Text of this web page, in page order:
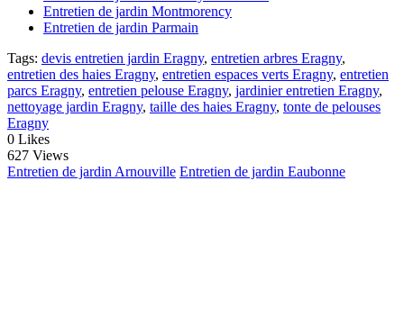
Entretien de jardin Montmorency
Entretien de jardin Parmain
Tags: devis entretien jardin Eragny, entretien arbres Eragny,
entretien des haies Eragny, entretien espaces verts Eragny, entretien
parcs Eragny, entretien pelouse Eragny, jardinier entretien Eragny,
nettoyage jardin Eragny, taille des haies Eragny, tonte de pelouses
Eragny
0 Likes
627 Views
Entretien de jardin Arnouville Entretien de jardin Eaubonne